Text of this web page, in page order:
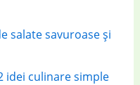
salate savuroase și
idei culinare simple